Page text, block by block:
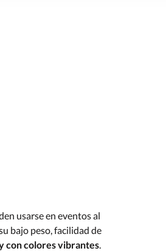
usarse en eventos al
bajo peso, facilidad de
con colores vibrantes